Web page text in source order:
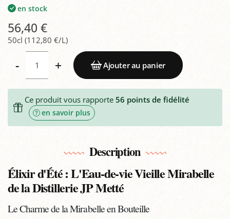
en stock
56,40 €
50cl (112,80 €/L)
- + Ajouter au panier
Ce produit vous rapporte56 points de fidélité
en savoir plus
Description
Élixir d'Été : L'Eau-de-vie Vieille Mirabelle
de la Distillerie JP Metté
Le Charme de la Mirabelle en Bouteille